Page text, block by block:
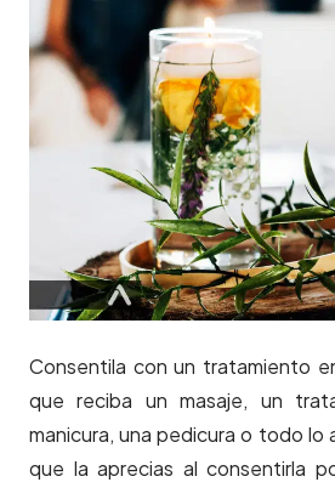
Consentila con un tratamiento
que reciba un masaje, un
manicura, una pedicura o todo lo
que la aprecias al consentirla